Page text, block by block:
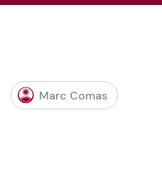
Marc Comas